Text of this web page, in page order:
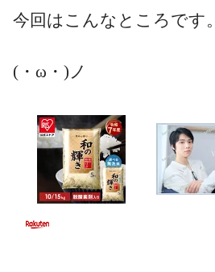
今回はこんなところです。
(・ω・)ノ